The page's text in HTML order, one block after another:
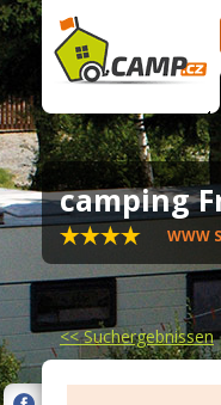
camping
WWW
<<Suchergebnissen